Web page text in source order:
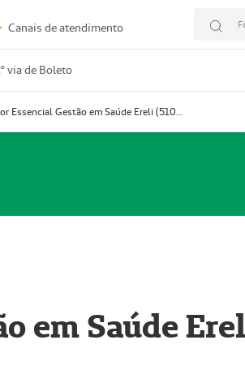
Canais de atendimento
via de Boleto
Prestador Essencial Gestão em Saúde Ereli (51004354-7)
em Saúde